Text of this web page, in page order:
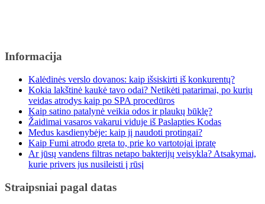
Informacija
Kalėdinės verslo dovanos: kaip išsiskirti iš konkurentų?
Kokia lakštinė kaukė tavo odai? Netikėti patarimai, po kurių
veidas atrodys kaip po SPA procedūros
Kaip satino patalynė veikia odos ir plaukų būklę?
Žaidimai vasaros vakarui viduje iš Paslapties Kodas
Medus kasdienybėje: kaip jį naudoti protingai?
Kaip Fumi atrodo greta to, prie ko vartotojai įpratę
Ar jūsų vandens filtras netapo bakterijų veisykla? Atsakymai,
kurie privers jus nusileisti į rūsį
Straipsniai pagal datas